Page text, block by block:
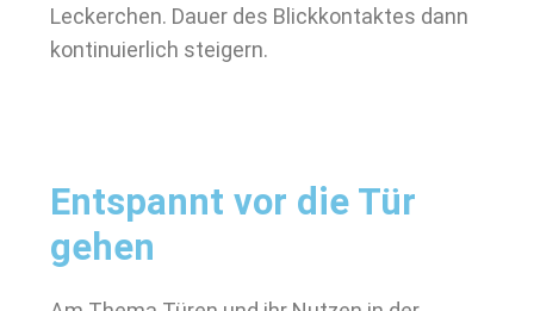
Leckerchen. Dauer des Blickkontaktes dann
kontinuierlich steigern.
Entspannt vor die Tür
gehen